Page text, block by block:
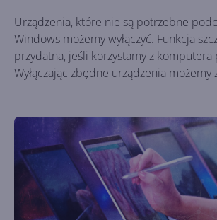
Urządzenia, które nie są potrzebne
Windows możemy wyłączyć. Funkcja
przydatna, jeśli korzystamy z komputera
Wyłączając zbędne urządzenia możemy